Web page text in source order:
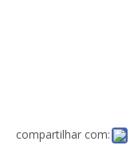
compartilhar com: